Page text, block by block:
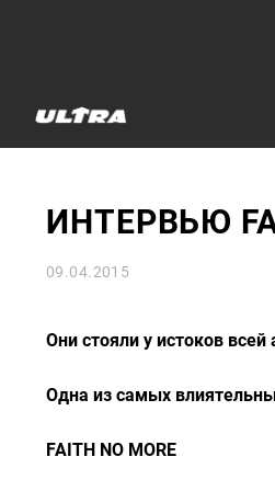
ИНТЕРВЬЮ
09.04.2015
Они стояли у истоков
Одна из самых
FAITH NO MORE